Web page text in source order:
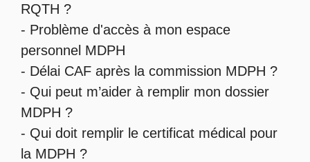
RQTH ?
- Problème d'accès à mon espace
personnel MDPH
- Délai CAF après la commission MDPH ?
- Qui peut m’aider à remplir mon dossier
MDPH ?
- Qui doit remplir le certificat médical pour
la MDPH ?